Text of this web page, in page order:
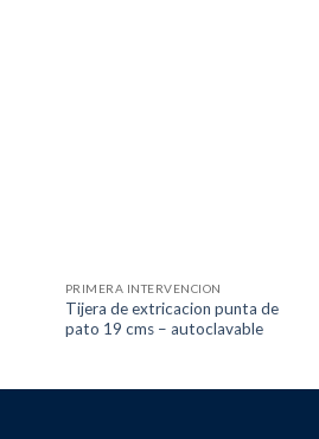
PRIMERA INTERVENCION
Tijera de extricacion punta de
pato 19 cms – autoclavable